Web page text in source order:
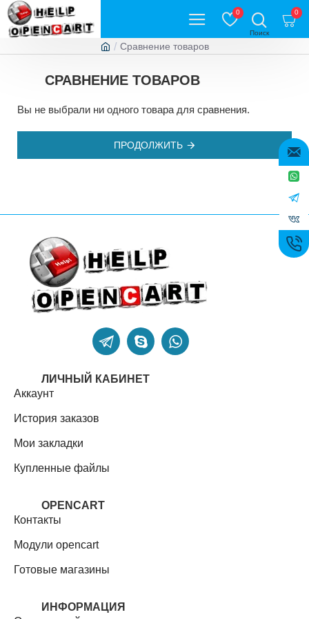
0 0
Сравнение товаров
СРАВНЕНИЕ ТОВАРОВ
Вы не выбрали ни одного товара для сравнения.
ПРОДОЛЖИТЬ
ЛИЧНЫЙ КАБИНЕТ
Аккаунт
История заказов
Мои закладки
Купленные файлы
OPENCART
Контакты
Модули opencart
Готовые магазины
ИНФОРМАЦИЯ